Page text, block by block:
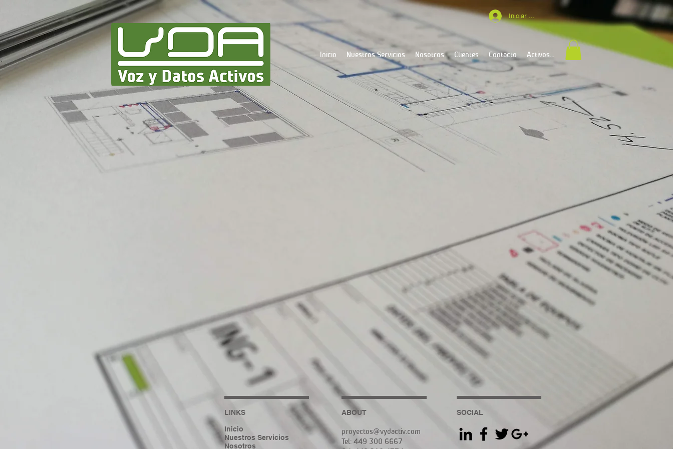
Iniciar sesión
Inicio Nuestros Servicios Nosotros Clientes Contacto Activos...
LINKS
Inicio
Nuestros Servicios
Nosotros
ABOUT
proyectos@vydactiv.com
Tel: 449 300 6667
SOCIAL